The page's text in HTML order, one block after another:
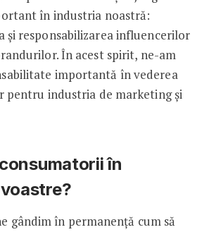
în industria noastră:
și responsabilizarea influencerilor
În acest spirit, ne-am
importantă în vederea
pentru industria de marketing și
în
gândim în per­manență cum să